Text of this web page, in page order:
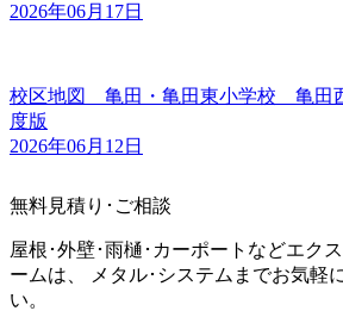
2026年06月17日
校区地図 亀田・亀田東小学校 亀田
度版
2026年06月12日
無料見積り･ご相談
屋根･外壁･雨樋･カーポートなどエク
ームは、 メタル･システムまでお気軽
い。